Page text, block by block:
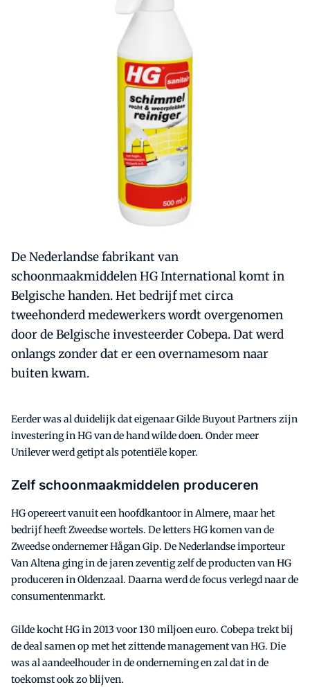
De Nederlandse fabrikant van
schoonmaakmiddelen HG International komt in
Belgische handen. Het bedrijf met circa
tweehonderd medewerkers wordt overgenomen
door de Belgische investeerder Cobepa. Dat werd
onlangs zonder dat er een overnamesom naar
buiten kwam.
Eerder was al duidelijk dat eigenaar Gilde Buyout Partners zijn
investering in HG van de hand wilde doen. Onder meer
Unilever werd getipt als potentiële koper.
Zelf schoonmaakmiddelen produceren
HG opereert vanuit een hoofdkantoor in Almere, maar het
bedrijf heeft Zweedse wortels. De letters HG komen van de
Zweedse ondernemer Hågan Gip. De Nederlandse importeur
Van Altena ging in de jaren zeventig zelf de producten van HG
produceren in Oldenzaal. Daarna werd de focus verlegd naar de
consumentenmarkt.
Gilde kocht HG in 2013 voor 130 miljoen euro. Cobepa trekt bij
de deal samen op met het zittende management van HG. Die
was al aandeelhouder in de onderneming en zal dat in de
toekomst ook zo blijven.